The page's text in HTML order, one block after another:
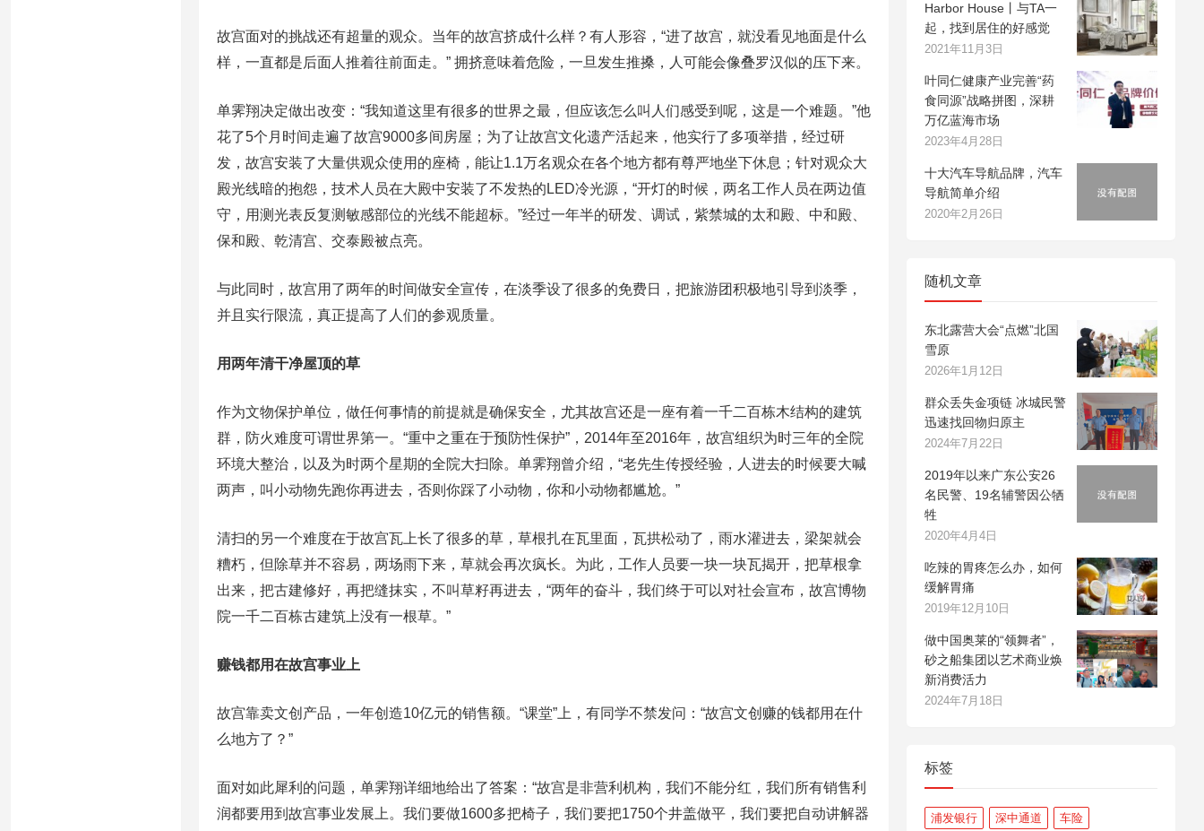
故宫面对的挑战还有超量的观众。当年的故宫挤成什么样？有人形容，“进了故宫，就没看见地面是什么
样，一直都是后面人推着往前面走。” 拥挤意味着危险，一旦发生推搡，人可能会像叠罗汉似的压下来。
单霁翔决定做出改变：“我知道这里有很多的世界之最，但应该怎么叫人们感受到呢，这是一个难题。”他
花了5个月时间走遍了故宫9000多间房屋；为了让故宫文化遗产活起来，他实行了多项举措，经过研
发，故宫安装了大量供观众使用的座椅，能让1.1万名观众在各个地方都有尊严地坐下休息；针对观众大
殿光线暗的抱怨，技术人员在大殿中安装了不发热的LED冷光源，“开灯的时候，两名工作人员在两边值
守，用测光表反复测敏感部位的光线不能超标。”经过一年半的研发、调试，紫禁城的太和殿、中和殿、
保和殿、乾清宫、交泰殿被点亮。
与此同时，故宫用了两年的时间做安全宣传，在淡季设了很多的免费日，把旅游团积极地引导到淡季，
并且实行限流，真正提高了人们的参观质量。
用两年清干净屋顶的草
作为文物保护单位，做任何事情的前提就是确保安全，尤其故宫还是一座有着一千二百栋木结构的建筑
群，防火难度可谓世界第一。“重中之重在于预防性保护”，2014年至2016年，故宫组织为时三年的全院
环境大整治，以及为时两个星期的全院大扫除。单霁翔曾介绍，“老先生传授经验，人进去的时候要大喊
两声，叫小动物先跑你再进去，否则你踩了小动物，你和小动物都尴尬。”
清扫的另一个难度在于故宫瓦上长了很多的草，草根扎在瓦里面，瓦拱松动了，雨水灌进去，梁架就会
糟朽，但除草并不容易，两场雨下来，草就会再次疯长。为此，工作人员要一块一块瓦揭开，把草根拿
出来，把古建修好，再把缝抹实，不叫草籽再进去，“两年的奋斗，我们终于可以对社会宣布，故宫博物
院一千二百栋古建筑上没有一根草。”
赚钱都用在故宫事业上
故宫靠卖文创产品，一年创造10亿元的销售额。“课堂”上，有同学不禁发问：“故宫文创赚的钱都用在什
么地方了？”
面对如此犀利的问题，单霁翔详细地给出了答案：“故宫是非营利机构，我们不能分红，我们所有销售利
润都要用到故宫事业发展上。我们要做1600多把椅子，我们要把1750个井盖做平，我们要把自动讲解器
Harbor House丨与TA一
起，找到居住的好感觉
2021年11月3日
叶同仁健康产业完善“药
食同源”战略拼图，深耕
万亿蓝海市场
2023年4月28日
十大汽车导航品牌，汽车
导航简单介绍
2020年2月26日
随机文章
东北露营大会“点燃”北国
雪原
2026年1月12日
群众丢失金项链 冰城民警
迅速找回物归原主
2024年7月22日
2019年以来广东公安26
名民警、19名辅警因公牺
牲
2020年4月4日
吃辣的胃疼怎么办，如何
缓解胃痛
2019年12月10日
做中国奥莱的“领舞者”，
砂之船集团以艺术商业焕
新消费活力
2024年7月18日
标签
浦发银行 深中通道 车险